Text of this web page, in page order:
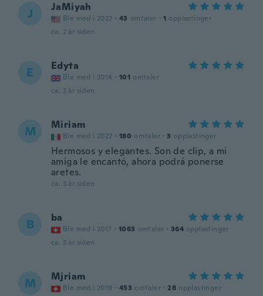
J JaMiyah
Ble med i 2022 · 43 omtaler · 1 opplastinger
ca. 2 år siden
E Edyta
Ble med i 2014 · 101 omtaler
ca. 3 år siden
M Miriam
Ble med i 2022 · 180 omtaler · 3 opplastinger
Hermosos y elegantes. Son de clip, a mi
amiga le encantó, ahora podrá ponerse
aretes.
ca. 3 år siden
B ba
Ble med i 2017 · 1063 omtaler · 364 opplastinger
ca. 3 år siden
M Mjriam
Ble med i 2019 · 453 omtaler · 28 opplastinger